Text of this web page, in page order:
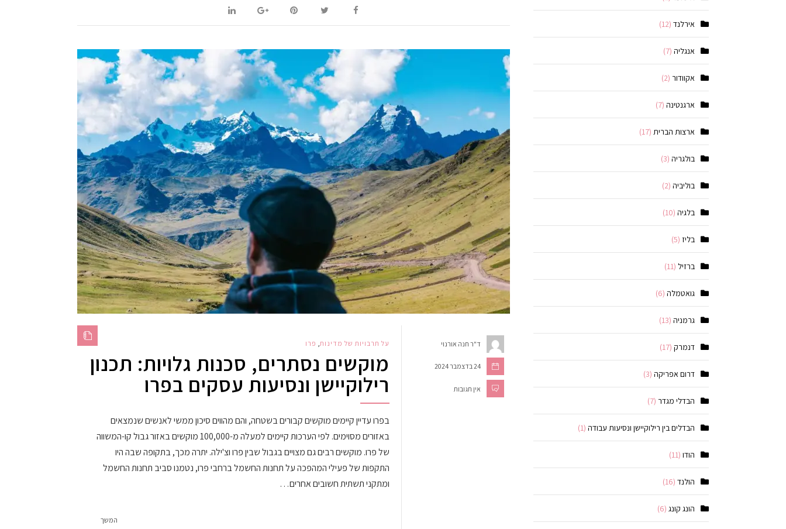
ד"ר חנה אורנוי
24 בדצמבר 2024
אין תגובות
על תרבויות של מדינות, פרו
מוקשים נסתרים, סכנות גלויות: תכנון
רילוקיישן ונסיעות עסקים בפרו
בפרו עדיין קיימים מוקשים קבורים בשטחה, והם מהווים סיכון ממשי לאנשים שנמצאים
באזורים מסוימים. לפי הערכות קיימים למעלה מ-100,000 מוקשים באזור גבול קו-המשווה
של פרו. מוקשים רבים גם מצויים בגבול שבין פרו וצ'ילה. יתרה מכך, בתקופה שבה היו
התקפות של פעילי המהפכה על תחנות החשמל ברחבי פרו, נטמנו סביב תחנות החשמל
ומתקני תשתית חשובים אחרים…
המשך
אירלנד (12)
אנגליה (7)
אקוודור (2)
ארגנטינה (7)
ארצות הברית (17)
בולגריה (3)
בוליביה (2)
בלגיה (10)
בליז (5)
ברזיל (11)
גואטמלה (6)
גרמניה (13)
דנמרק (17)
דרום אפריקה (3)
הבדלי מגדר (7)
הבדלים בין רילוקיישן ונסיעות עבודה (1)
הודו (11)
הולנד (16)
הונג קונג (6)